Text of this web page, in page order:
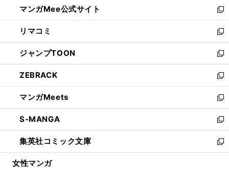
く
ド
ウ
で
開
く
ィ
ン
ド
ウ
で
開
く
い
ウ
ィ
ン
ド
ウ
で
開
く
マンガMee公式サイト
新
し
い
ウ
ィ
ン
ド
ウ
で
開
く
リマコミ
新
し
い
ウ
ィ
ン
ド
ウ
で
開
く
ジャンプTOON
新
し
い
ウ
ィ
ン
ド
ウ
で
開
ZEBRACK
新
し
い
ウ
ィ
ン
ド
ウ
マンガMeets
新
し
い
ウ
ィ
ン
S-MANGA
新
し
い
ウ
集英社コミック文庫
新
し
女性マンガ